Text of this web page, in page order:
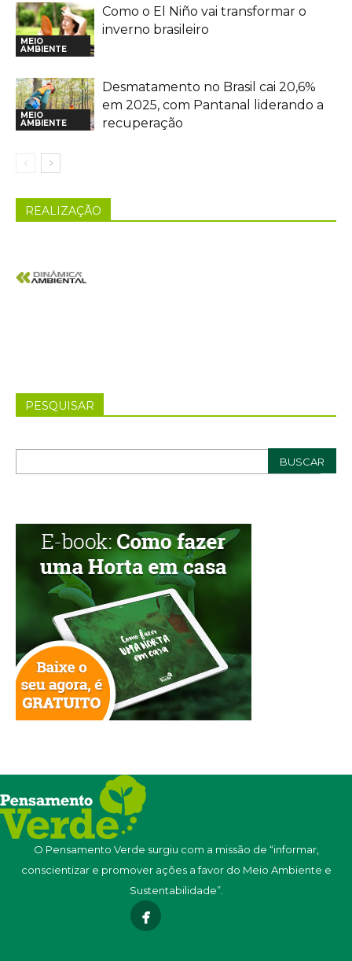
MEIO
AMBIENTE
Como o El Niño vai transformar o
inverno brasileiro
MEIO
AMBIENTE
Desmatamento no Brasil cai 20,6%
em 2025, com Pantanal liderando a
recuperação
REALIZAÇÃO
PESQUISAR
O Pensamento Verde surgiu com a missão de “informar,
conscientizar e promover ações a favor do Meio Ambiente e
Sustentabilidade”.